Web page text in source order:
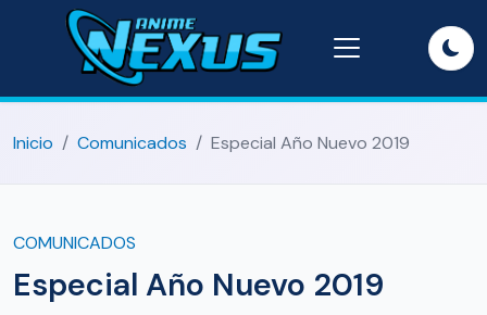
Inicio Comunicados Especial Año Nuevo 2019
COMUNICADOS
Especial Año Nuevo 2019